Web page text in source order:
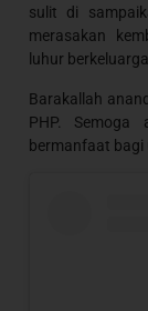
sulit di
merasakan
luhur
Barakallah
PHP. Semoga
bermanfaat